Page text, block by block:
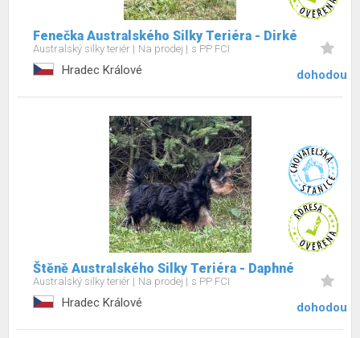
Fenečka Australského Silky Teriéra - Dirké
Australský silky teriér Na prodej s PP FCI
Hradec Králové dohodou
Štěně Australského Silky Teriéra - Daphné
Australský silky teriér Na prodej s PP FCI
Hradec Králové dohodou